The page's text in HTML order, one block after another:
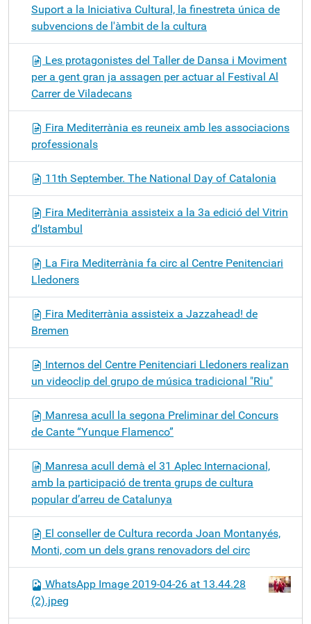
Suport a la Iniciativa Cultural, la finestreta única de
subvencions de l'àmbit de la cultura
Les protagonistes del Taller de Dansa i Moviment
per a gent gran ja assagen per actuar al Festival Al
Carrer de Viladecans
Fira Mediterrània es reuneix amb les associacions
professionals
11th September. The National Day of Catalonia
Fira Mediterrània assisteix a la 3a edició del Vitrin
d’Istambul
La Fira Mediterrània fa circ al Centre Penitenciari
Lledoners
Fira Mediterrània assisteix a Jazzahead! de
Bremen
Internos del Centre Penitenciari Lledoners realizan
un videoclip del grupo de música tradicional "Riu"
Manresa acull la segona Preliminar del Concurs
de Cante “Yunque Flamenco”
Manresa acull demà el 31 Aplec Internacional,
amb la participació de trenta grups de cultura
popular d’arreu de Catalunya
El conseller de Cultura recorda Joan Montanyés,
Monti, com un dels grans renovadors del circ
WhatsApp Image 2019-04-26 at 13.44.28
(2).jpeg